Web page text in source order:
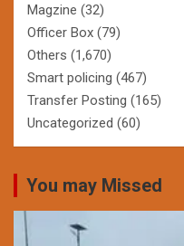
Magzine (32)
Officer Box (79)
Others (1,670)
Smart policing (467)
Transfer Posting (165)
Uncategorized (60)
You may Missed